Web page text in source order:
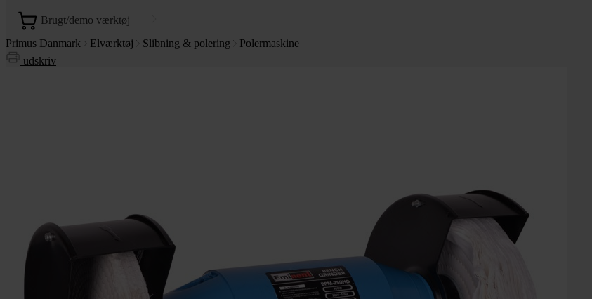
brugt/demo værktøj
Primus Danmark
Elværktøj Slibning & polering
Polermaskine
udskriv